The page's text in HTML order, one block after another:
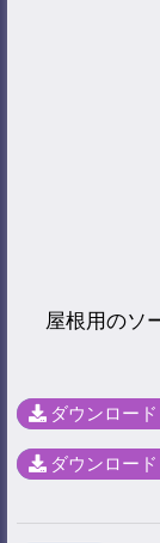
屋根用のソ
ダウンロード
ダウンロード